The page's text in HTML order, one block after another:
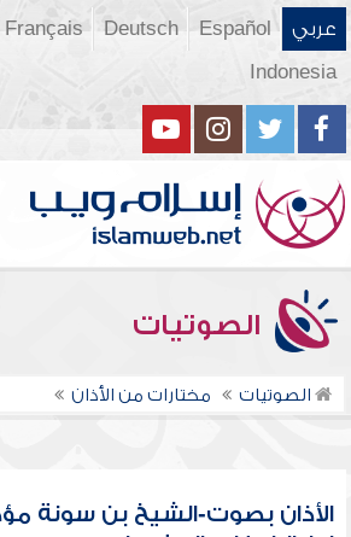
عربي Español
Deutsch
Français
Indonesia
الصوتيات
الصوتيات مختارات من الأذان
الأذان بصوت-الشيخ بن سونة